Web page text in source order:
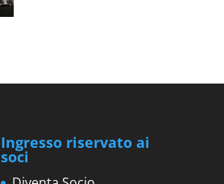
Ingresso riservato ai
soci